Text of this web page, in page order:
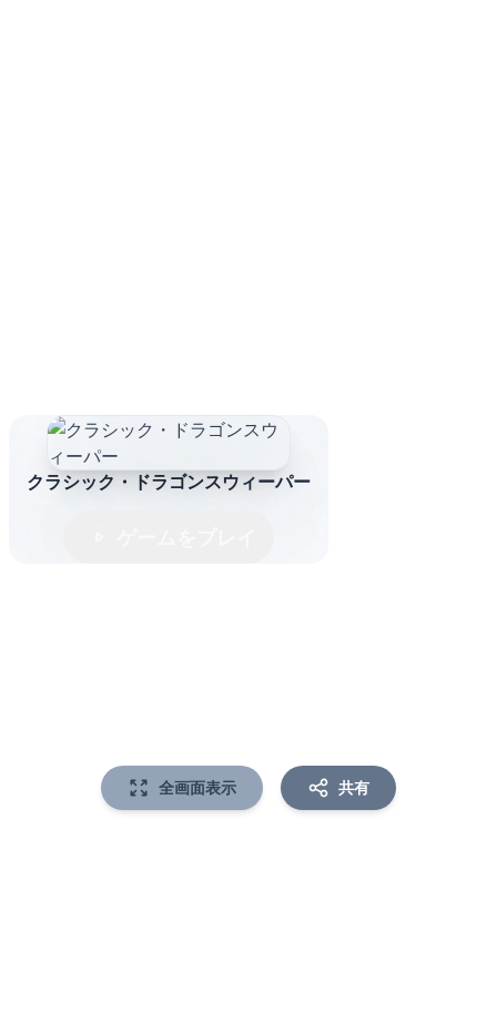
クラシック・ドラゴンスウィーパー
全画面表示 共有